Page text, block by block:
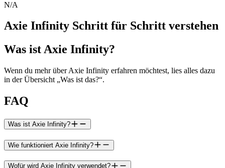
N/A
Axie Infinity Schritt für Schritt verstehen
Was ist Axie Infinity?
Wenn du mehr über Axie Infinity erfahren möchtest, lies alles dazu
in der Übersicht „Was ist das?“.
FAQ
Was ist Axie Infinity?
Wie funktioniert Axie Infinity?
Wofür wird Axie Infinity verwendet?